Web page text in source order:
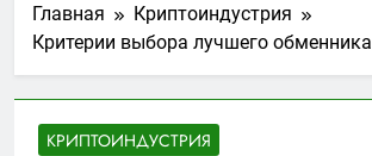
Главная
Криптоиндустрия
Критерии выбора лучшего обменника
КРИПТОИНДУСТРИЯ